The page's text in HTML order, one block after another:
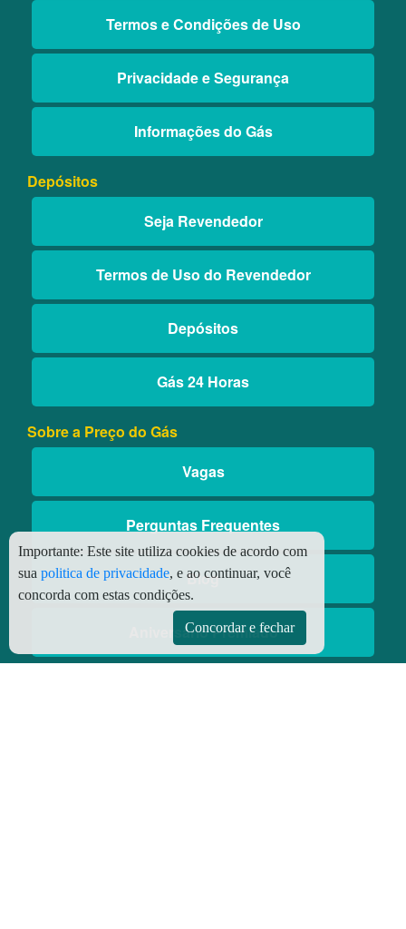
Termos e Condições de Uso
Privacidade e Segurança
Informações do Gás
Depósitos
Seja Revendedor
Termos de Uso do Revendedor
Depósitos
Gás 24 Horas
Sobre a Preço do Gás
Vagas
Perguntas Frequentes
Blog
Aniversário Premiado
Importante: Este site utiliza cookies de acordo com
sua politica de privacidade, e ao continuar, você
concorda com estas condições.
Concordar e fechar